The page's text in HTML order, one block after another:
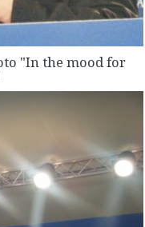
"In the mood for